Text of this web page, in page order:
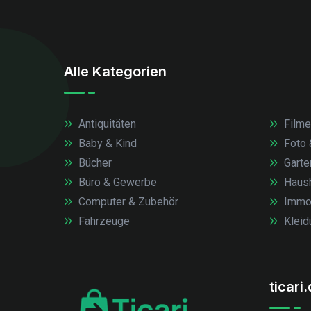
Alle Kategorien
Antiquitäten
Baby & Kind
Bücher
Büro & Gewerbe
Computer & Zubehör
Fahrzeuge
Filme
Foto